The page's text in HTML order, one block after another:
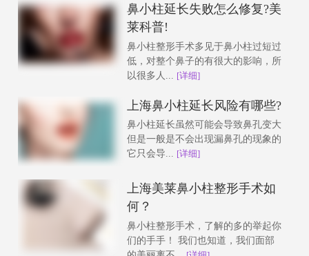
鼻小柱延长失败怎么修复?美
莱科普!
鼻小柱整形手术多见于鼻小柱过短过
低，对整个鼻子的有很大的影响，所
以很多人... [详细]
上海鼻小柱延长风险有哪些?
鼻小柱延长虽然可能会导致鼻孔变大
但是一般是不会出现漏鼻孔的现象的
它只会导... [详细]
上海美莱鼻小柱整形手术如
何？
鼻小柱整形手术，了解的多的举起你
们的手手！ 我们也知道，我们面部